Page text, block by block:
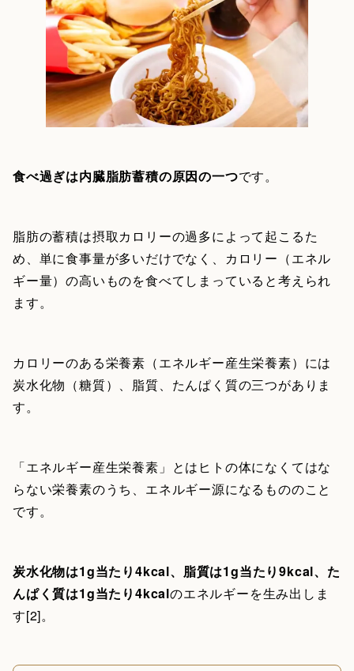
食べ過ぎは内臓脂肪蓄積の原因の一つです。
脂肪の蓄積は摂取カロリーの過多によって起こるた
め、単に食事量が多いだけでなく、カロリー（エネル
ギー量）の高いものを食べてしまっていると考えられ
ます。
カロリーのある栄養素（エネルギー産生栄養素）には
炭水化物（糖質）、脂質、たんぱく質の三つがありま
す。
「エネルギー産生栄養素」とはヒトの体になくてはな
らない栄養素のうち、エネルギー源になるもののこと
です。
炭水化物は1g当たり4kcal、脂質は1g当たり9kcal、た
んぱく質は1g当たり4kcalのエネルギーを生み出しま
す[2]。